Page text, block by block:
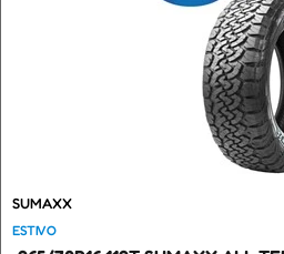
SUMAXX
ESTIVO